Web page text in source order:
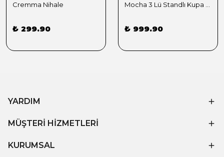
Cremma Nihale
₺ 299.90 ₺ 999.90
YARDIM
MÜŞTERİ HİZMETLERİ
KURUMSAL